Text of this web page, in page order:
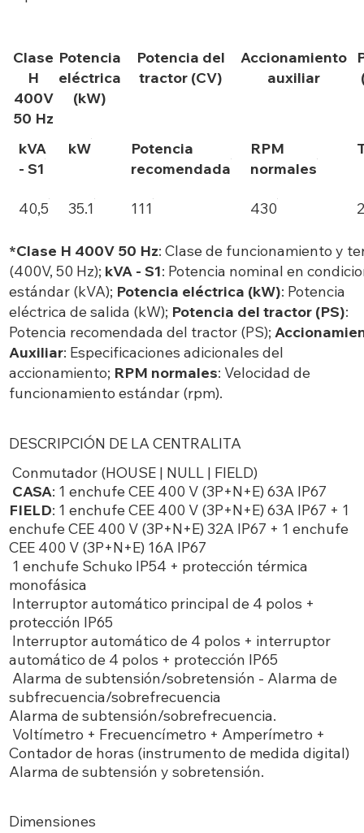
Clase
H
400V
50 Hz
Potencia
eléctrica
(kW)
Potencia del
tractor (CV)
Accionamiento
auxiliar
kVA
- S1
kW
Potencia
recomendada
RPM
normales
40,5 35.1 111 430
*Clase H 400V 50 Hz: Clase de funcionamiento y
(400V, 50 Hz); kVA - S1: Potencia nominal en
estándar (kVA); Potencia eléctrica (kW): Potencia
eléctrica de salida (kW); Potencia del tractor (PS):
Potencia recomendada del tractor (PS);
Auxiliar: Especificaciones adicionales del
accionamiento; RPM normales: Velocidad de
funcionamiento estándar (rpm).
DESCRIPCIÓN DE LA CENTRALITA
Conmutador (HOUSE | NULL | FIELD)
CASA: 1 enchufe CEE 400 V (3P+N+E) 63A IP67
FIELD: 1 enchufe CEE 400 V (3P+N+E) 63A IP67 + 1
enchufe CEE 400 V (3P+N+E) 32A IP67 + 1 enchufe
CEE 400 V (3P+N+E) 16A IP67
1 enchufe Schuko IP54 + protección térmica
monofásica
Interruptor automático principal de 4 polos +
protección IP65
Interruptor automático de 4 polos + interruptor
automático de 4 polos + protección IP65
Alarma de subtensión/sobretensión - Alarma de
subfrecuencia/sobrefrecuencia
Alarma de subtensión/sobrefrecuencia.
Voltímetro + Frecuencímetro + Amperímetro +
Contador de horas (instrumento de medida digital)
Alarma de subtensión y sobretensión.
Dimensiones